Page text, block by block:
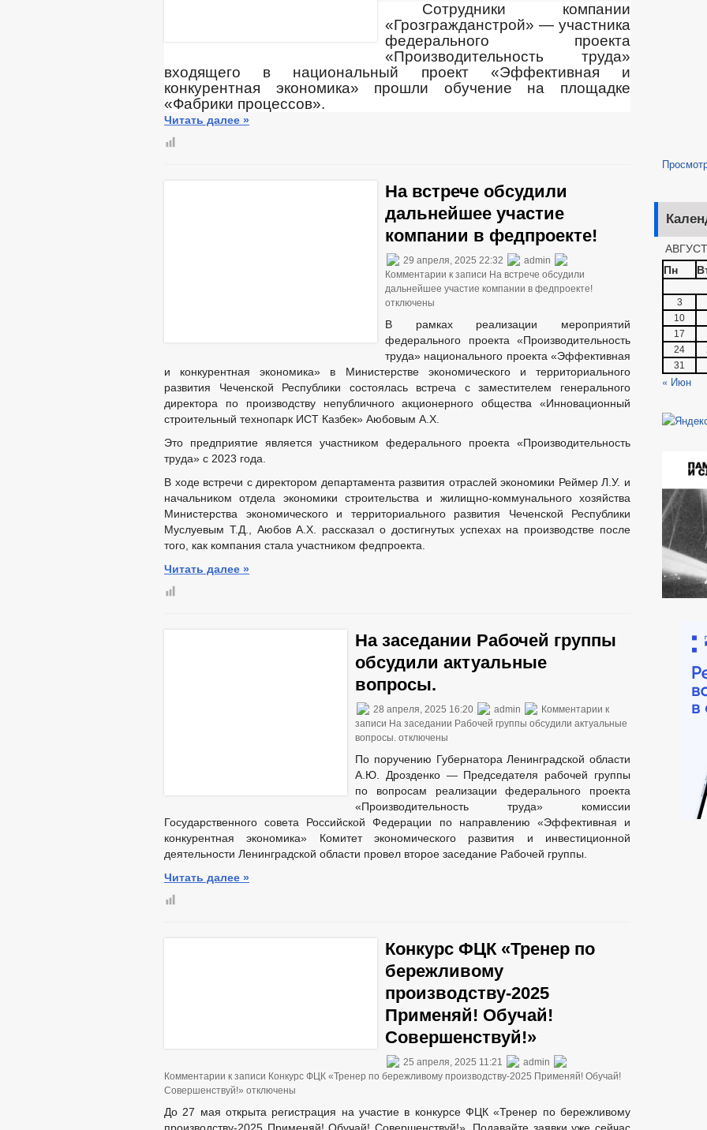
Сотрудники компании
«Грозгражданстрой» — участника
федерального проекта
«Производительность труда»
входящего в национальный проект «Эффективная и
конкурентная экономика» прошли обучение на площадке
«Фабрики процессов».
Читать далее »
На встрече обсудили
дальнейшее участие
компании в федпроекте!
29 апреля, 2025 22:32
admin
Комментарии к записи На встрече обсудили
дальнейшее участие компании в федпроекте!
отключены
В рамках реализации мероприятий
федерального проекта «Производительность
труда» национального проекта «Эффективная
и конкурентная экономика» в Министерстве экономического и территориального
развития Чеченской Республики состоялась встреча с заместителем генерального
директора по производству непубличного акционерного общества «Инновационный
строительный технопарк ИСТ Казбек» Аюбовым А.Х.
Это предприятие является участником федерального проекта «Производительность
труда» с 2023 года.
В ходе встречи с директором департамента развития отраслей экономики Реймер Л.У. и
начальником отдела экономики строительства и жилищно-коммунального хозяйства
Министерства экономического и территориального развития Чеченской Республики
Муслуевым Т.Д., Аюбов А.Х. рассказал о достигнутых успехах на производстве после
того, как компания стала участником федпроекта.
Читать далее »
На заседании Рабочей группы
обсудили актуальные
вопросы.
28 апреля, 2025 16:20 admin Комментарии к
записи На заседании Рабочей группы обсудили актуальные
вопросы. отключены
По поручению Губернатора Ленинградской области
А.Ю. Дрозденко — Председателя рабочей группы
по вопросам реализации федерального проекта
«Производительность труда» комиссии
Государственного совета Российской Федерации по направлению «Эффективная и
конкурентная экономика» Комитет экономического развития и инвестиционной
деятельности Ленинградской области провел второе заседание Рабочей группы.
Читать далее »
Конкурс ФЦК «Тренер по
бережливому
производству-2025
Применяй! Обучай!
Совершенствуй!»
25 апреля, 2025 11:21
admin
Комментарии к записи Конкурс ФЦК «Тренер по бережливому производству-2025 Применяй! Обучай!
Совершенствуй!» отключены
До 27 мая открыта регистрация на участие в конкурсе ФЦК «Тренер по бережливому
Пн
3
10
17
24
31
« Июн